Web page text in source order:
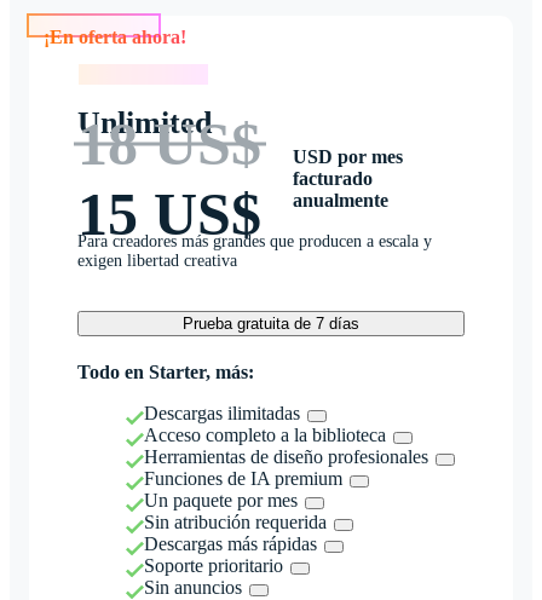
Unlimited
18 US$
15 US$
USD por mes
facturado
anualmente
Para creadores más grandes que producen a escala y
exigen libertad creativa
Prueba gratuita de 7 días
Todo en Starter, más:
Descargas ilimitadas
Acceso completo a la biblioteca
Herramientas de diseño profesionales
Funciones de IA premium
Un paquete por mes
Sin atribución requerida
Descargas más rápidas
Soporte prioritario
Sin anuncios